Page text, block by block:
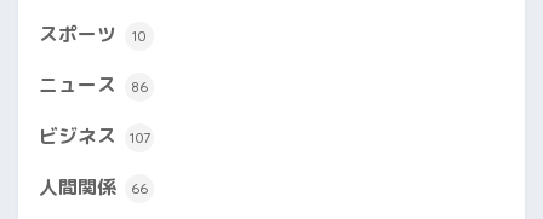
スポーツ 10
ニュース 86
ビジネス 107
人間関係 66